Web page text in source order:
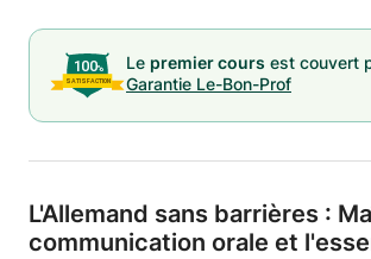
Le premier cours est couvert
Garantie Le-Bon-Prof
L'Allemand sans barrières :
communication orale et